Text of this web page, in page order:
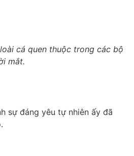
cá quen thuộc trong các bộ
mắt.
sự đáng yêu tự nhiên ấy đã